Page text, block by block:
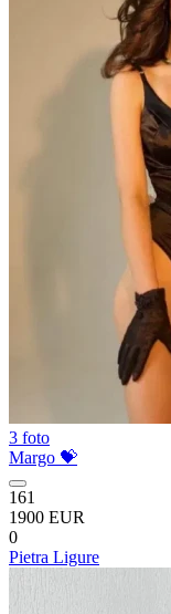
3 foto
Margo 💝
161
1900 EUR
0
Pietra Ligure